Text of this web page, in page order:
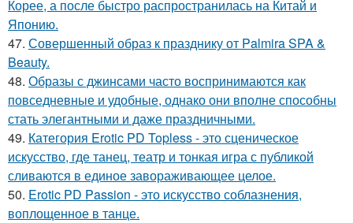
Корее, а после быстро распространилась на Китай и
Японию.
47. Совершенный образ к празднику от Palmira SPA &
Beauty.
48. Образы с джинсами часто воспринимаются как
повседневные и удобные, однако они вполне способны
стать элегантными и даже праздничными.
49. Категория Erotic PD Topless - это сценическое
искусство, где танец, театр и тонкая игра с публикой
сливаются в единое завораживающее целое.
50. Erotic PD Passion - это искусство соблазнения,
воплощенное в танце.